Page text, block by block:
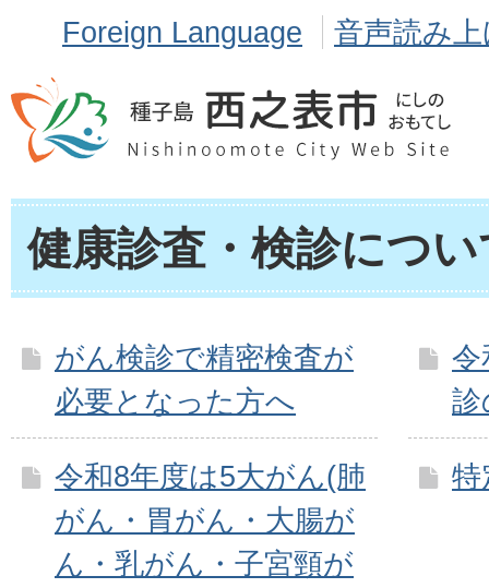
Foreign Language 音声読み
健康診査・検診につい
がん検診で精密検査が
必要となった方へ
令
診
令和8年度は5大がん(肺
がん・胃がん・大腸が
ん・乳がん・子宮頸が
特